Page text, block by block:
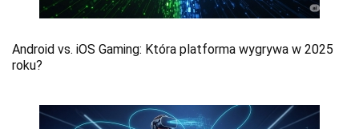
Android vs. iOS Gaming: Która platforma wygrywa w 2025
roku?